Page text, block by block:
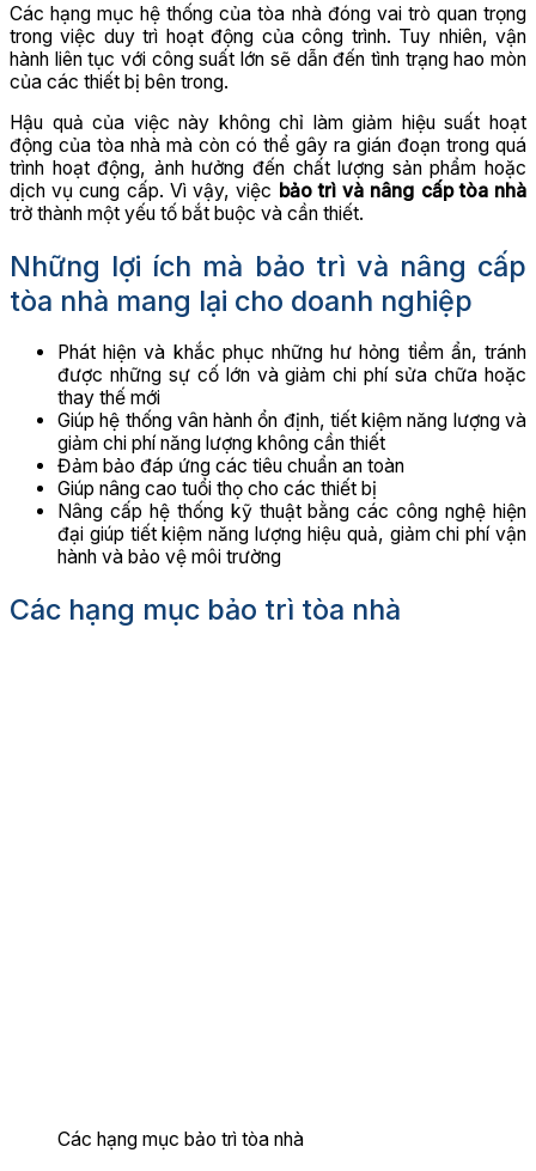
Các hạng mục hệ thống của tòa nhà đóng vai trò quan trọng
trong việc duy trì hoạt động của công trình. Tuy nhiên, vận
hành liên tục với công suất lớn sẽ dẫn đến tình trạng hao mòn
của các thiết bị bên trong.
Hậu quả của việc này không chỉ làm giảm hiệu suất hoạt
động của tòa nhà mà còn có thể gây ra gián đoạn trong quá
trình hoạt động, ảnh hưởng đến chất lượng sản phẩm hoặc
dịch vụ cung cấp. Vì vậy, việc bảo trì và nâng cấp tòa nhà
trở thành một yếu tố bắt buộc và cần thiết.
Những lợi ích mà bảo trì và nâng cấp
tòa nhà mang lại cho doanh nghiệp
Phát hiện và khắc phục những hư hỏng tiềm ẩn, tránh
được những sự cố lớn và giảm chi phí sửa chữa hoặc
thay thế mới
Giúp hệ thống vân hành ổn định, tiết kiệm năng lượng và
giảm chi phí năng lượng không cần thiết
Đảm bảo đáp ứng các tiêu chuẩn an toàn
Giúp nâng cao tuổi thọ cho các thiết bị
Nâng cấp hệ thống kỹ thuật bằng các công nghệ hiện
đại giúp tiết kiệm năng lượng hiệu quả, giảm chi phí vận
hành và bảo vệ môi trường
Các hạng mục bảo trì tòa nhà
Các hạng mục bảo trì tòa nhà